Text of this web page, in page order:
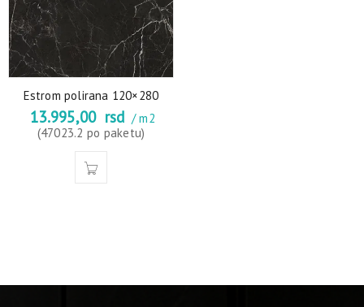
Estrom polirana 120×280
13.995,00 rsd / m2
(47023.2 po paketu)